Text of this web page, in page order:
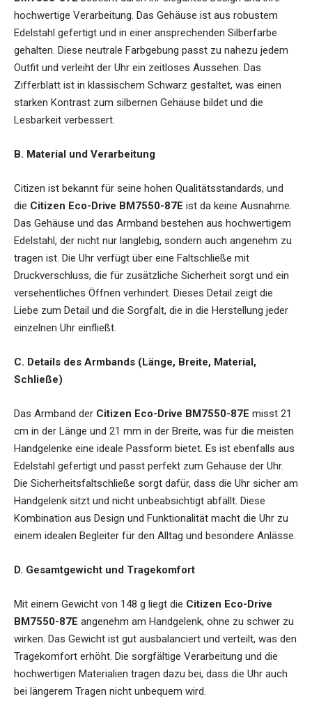
hochwertige Verarbeitung. Das Gehäuse ist aus robustem
Edelstahl gefertigt und in einer ansprechenden Silberfarbe
gehalten. Diese neutrale Farbgebung passt zu nahezu jedem
Outfit und verleiht der Uhr ein zeitloses Aussehen. Das
Zifferblatt ist in klassischem Schwarz gestaltet, was einen
starken Kontrast zum silbernen Gehäuse bildet und die
Lesbarkeit verbessert.
B. Material und Verarbeitung
Citizen ist bekannt für seine hohen Qualitätsstandards, und
die Citizen Eco-Drive BM7550-87E ist da keine Ausnahme.
Das Gehäuse und das Armband bestehen aus hochwertigem
Edelstahl, der nicht nur langlebig, sondern auch angenehm zu
tragen ist. Die Uhr verfügt über eine Faltschließe mit
Druckverschluss, die für zusätzliche Sicherheit sorgt und ein
versehentliches Öffnen verhindert. Dieses Detail zeigt die
Liebe zum Detail und die Sorgfalt, die in die Herstellung jeder
einzelnen Uhr einfließt.
C. Details des Armbands (Länge, Breite, Material,
Schließe)
Das Armband der Citizen Eco-Drive BM7550-87E misst 21
cm in der Länge und 21 mm in der Breite, was für die meisten
Handgelenke eine ideale Passform bietet. Es ist ebenfalls aus
Edelstahl gefertigt und passt perfekt zum Gehäuse der Uhr.
Die Sicherheitsfaltschließe sorgt dafür, dass die Uhr sicher am
Handgelenk sitzt und nicht unbeabsichtigt abfällt. Diese
Kombination aus Design und Funktionalität macht die Uhr zu
einem idealen Begleiter für den Alltag und besondere Anlässe.
D. Gesamtgewicht und Tragekomfort
Mit einem Gewicht von 148 g liegt die Citizen Eco-Drive
BM7550-87E angenehm am Handgelenk, ohne zu schwer zu
wirken. Das Gewicht ist gut ausbalanciert und verteilt, was den
Tragekomfort erhöht. Die sorgfältige Verarbeitung und die
hochwertigen Materialien tragen dazu bei, dass die Uhr auch
bei längerem Tragen nicht unbequem wird.